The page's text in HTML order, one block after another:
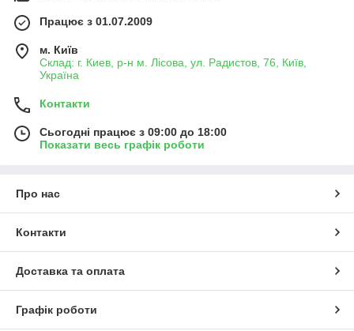
Працює з 01.07.2009
м. Київ
Склад: г. Киев, р-н м. Лісова, ул. Радистов, 76, Київ,
Україна
Контакти
Сьогодні працює з 09:00 до 18:00
Показати весь графік роботи
Про нас
Контакти
Доставка та оплата
Графік роботи